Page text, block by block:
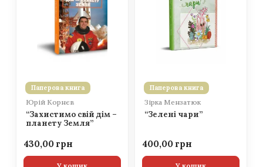
Паперова книга
Юрій Корнєв
“Захистимо свій дім –
планету Земля”
430,00
Паперова книга
Зірка Мензатюк
“Зелені чари”
400,00